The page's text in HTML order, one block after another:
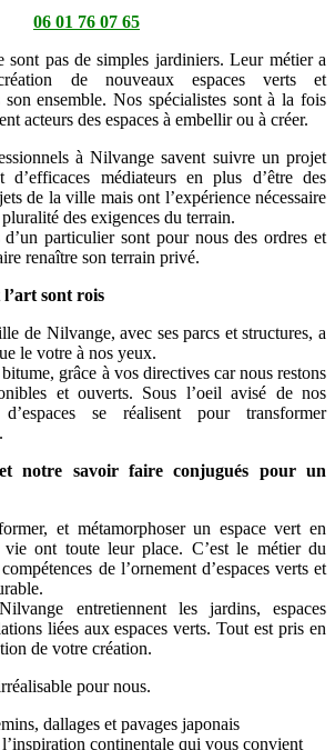
06 01 76 07 65
sont pas de simples jardiniers. Leur métier a
de nouveaux espaces verts et
son ensemble. Nos spécialistes sont à la fois
acteurs des espaces à embellir ou à créer.
à Nilvange savent suivre un projet
d’efficaces médiateurs en plus d’être des
de la ville mais ont l’expérience nécessaire
des exigences du terrain.
d’un particulier sont pour nous des ordres et
renaître son terrain privé.
sont rois
de Nilvange, avec ses parcs et structures, a
le votre à nos yeux.
grâce à vos directives car nous restons
et ouverts. Sous l’oeil avisé de nos
se réalisent pour transformer
notre savoir faire conjugués pour un
et métamorphoser un espace vert en
ont toute leur place. C’est le métier du
de l’ornement d’espaces verts et
entretiennent les jardins, espaces
liées aux espaces verts. Tout est pris en
de votre création.
pour nous.
dallages et pavages japonais
continentale qui vous convient